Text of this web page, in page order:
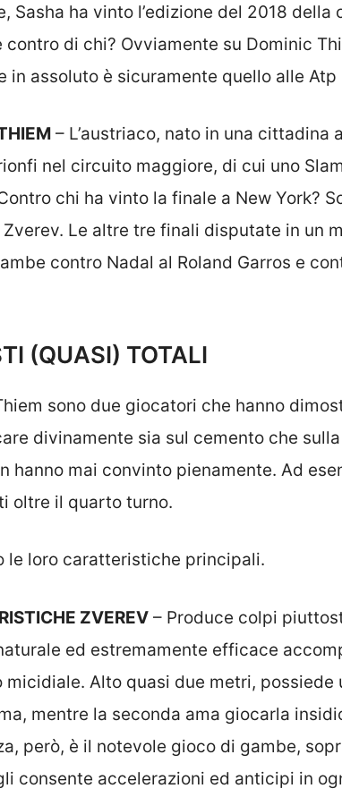
Sasha ha vinto l’edizione del 2018
contro di chi? Ovviamente su Dominic
in assoluto è sicuramente quello alle Atp
– L’austriaco, nato in una cittadina
nel circuito maggiore, di cui uno
chi ha vinto la finale a New York?
Le altre tre finali disputate in un
contro Nadal al Roland Garros e
(QUASI) TOTALI
sono due giocatori che hanno
divinamente sia sul cemento che
hanno mai convinto pienamente. Ad
oltre il quarto turno.
le loro caratteristiche principali.
ZVEREV – Produce colpi
ed estremamente efficace
Alto quasi due metri, possiede
mentre la seconda ama giocarla
però, è il notevole gioco di gambe,
consente accelerazioni ed anticipi in